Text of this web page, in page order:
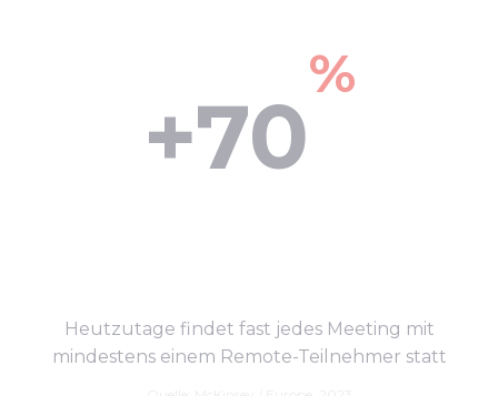
+70
%
Heutzutage findet fast jedes Meeting mit
mindestens einem Remote-Teilnehmer statt